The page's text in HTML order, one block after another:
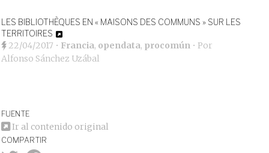
LES BIBLIOTHÈQUES EN « MAISONS DES COMMUNS » SUR LES
TERRITOIRES
22/04/2017 • Francia, opendata, procomún • Por
Alfonso Sánchez Uzábal
FUENTE
Ir al contenido original
COMPARTIR